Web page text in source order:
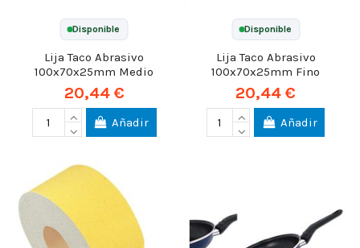
Disponible
Lija Taco Abrasivo
100x70x25mm Medio
20,44 €
Añadir
Disponible
Lija Taco Abrasivo
100x70x25mm Fino
20,44 €
Añadir